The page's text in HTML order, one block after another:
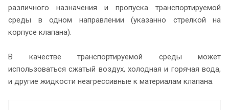
различного назначения и пропуска транспортируемой
среды в одном направлении (указанно стрелкой на
корпусе клапана).
В качестве транспортируемой среды может
использоваться сжатый воздух, холодная и горячая вода,
и другие жидкости неагрессивные к материалам клапана.